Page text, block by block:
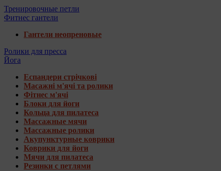
Тренировочные петли
Фитнес гантели
Гантели неопреновые
Ролики для пресса
Йога
Еспандери стрічкові
Масажні м'ячі та ролики
Фітнес м'ячі
Блоки для йоги
Кольца для пилатеса
Массажные мячи
Массажные ролики
Акупунктурные коврики
Коврики для йоги
Мячи для пилатеса
Резинки с петлями